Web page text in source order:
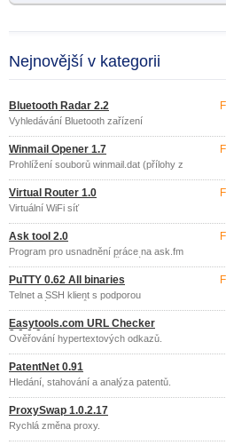
Nejnovější v kategorii
Bluetooth Radar 2.2
Vyhledávání Bluetooth zařízení
Winmail Opener 1.7
Prohlížení souborů winmail.dat (přílohy z
Virtual Router 1.0
Virtuální WiFi síť
Ask tool 2.0
Program pro usnadnění práce na ask.fm
(Program automaticky píše otázky ze
souboru, lajkuje odpovědi
PuTTY 0.62 All binaries
Telnet a SSH klient s podporou
Linuxových znaků a barev.
Easytools.com URL Checker
3.0.0.0
Ověřování hypertextových odkazů.
PatentNet 0.91
Hledání, stahování a analýza patentů.
ProxySwap 1.0.2.17
Rychlá změna proxy.